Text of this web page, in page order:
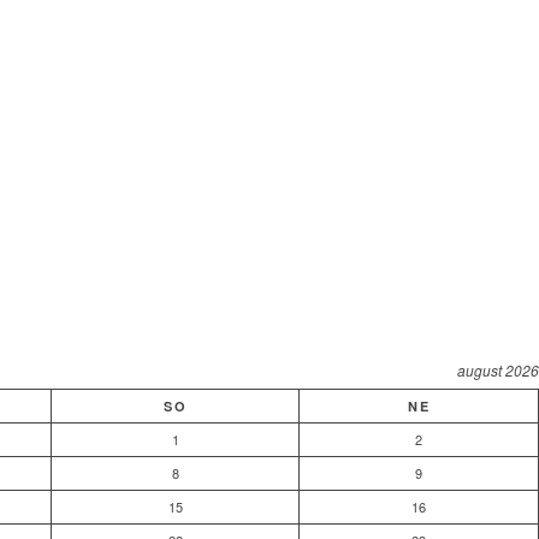
august 2026
SO NE
1
2
8
9
15
16